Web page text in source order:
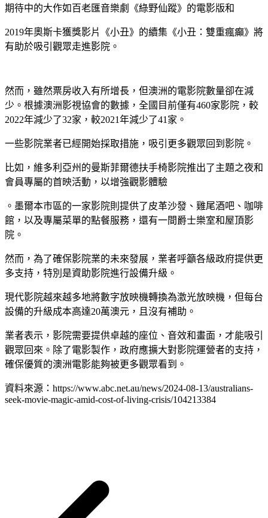
期待中的大作如百老匯音樂劇《綠野仙蹤》的電影版和
2019年奧斯卡獲獎影片《小丑》的續集《小丑：雙重瘋癲》將
有助於吸引觀眾走進影院。
然而，雖然票房收入有所增長，但澳洲的電影院數量卻在減
少。根據澳洲影視協會的數據，全國目前僅有460家影院，較
2022年減少了32家，較2021年減少了41家。
一些影院業者已經開始採取措施，吸引更多觀眾回到影院。
比如，維多利亞州的曼斯菲爾德扶手椅影院推出了主題之夜和
會員專屬的首映活動，以增強觀影體驗
。墨爾本市區的一家影院則提供了皮革沙發、雞尾酒吧、咖啡
館，以及專屬菜單的點餐服務，還有一間爵士樂室和屋頂影
院。
然而，為了確保影院業的未來發展，業者呼籲各級政府提供更
多支持，特別是資助影院進行設備升級。
現代影院越來越多地將數字放映機轉換為激光放映機，但每台
設備的升級成本高達20萬澳元，且沒有補助。
業者表示，影院需要提供卓越的座位、音效和畫面，才能吸引
觀眾回來。除了電影製作，政府應擴大對影院運營者的支持，
確保優質的澳洲電影能夠被更多觀眾看到。
資料來源：https://www.abc.net.au/news/2024-08-13/australians-
seek-movie-magic-amid-cost-of-living-crisis/104213384